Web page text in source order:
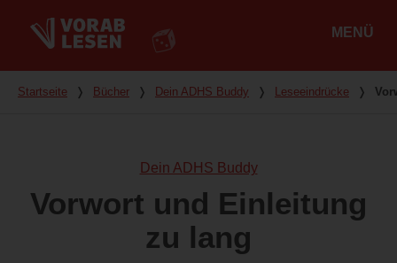
MENÜ
Du bist hier
Startseite ❭ Bücher ❭ Dein ADHS Buddy ❭ Leseeindrücke ❭
Dein ADHS Buddy
Vorwort und Einleitung
zu lang